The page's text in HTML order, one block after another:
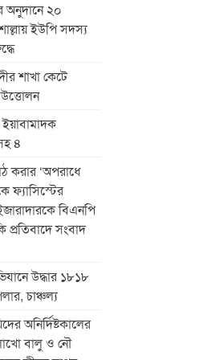
অনুদানে ২০
ইউপি সদস্য
শাখা কেটে
৪
করার ‘অপরাধে
ফ্যাসিস্টের
বিএনপি
প্রতিবাদে সংবাদ
উদ্ধার ১৮১৮
চাঞ্চল্য
অনির্দিষ্টকালের
বালু ও নৌ